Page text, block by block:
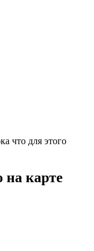
что для этого
на карте